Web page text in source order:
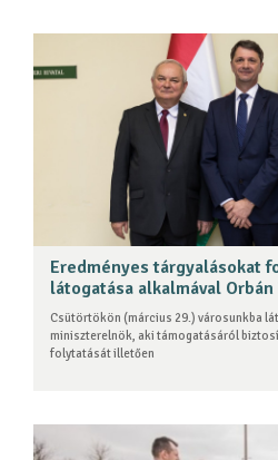
Eredményes tárgyalásokat
látogatása alkalmával
Csütörtökön (március 29.) városunkba
miniszterelnök, aki támogatásáról
folytatását illetően